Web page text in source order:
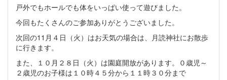
戸外でもホールでも体をいっぱい使って遊びました。
今回もたくさんのご参加ありがとうございました。
次回の11月４日（火）はお天気の場合は、月読神社にお散歩
に行きます。
また、１０月２８日（火）は園庭開放があります。０歳児～
２歳児のお子様は１０時４５分から１１時３０分まで